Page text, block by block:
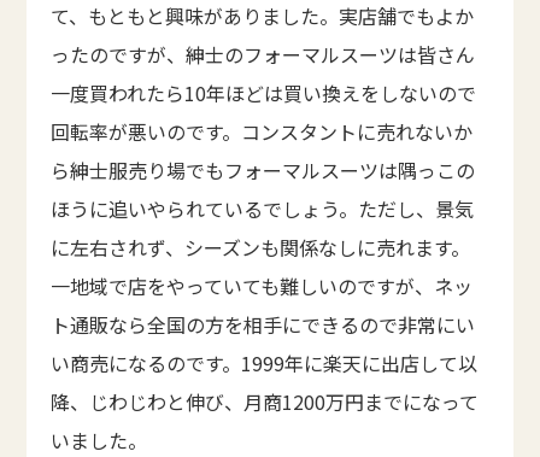
て、もともと興味がありました。実店舗でもよか
ったのですが、紳士のフォーマルスーツは皆さん
一度買われたら10年ほどは買い換えをしないので
回転率が悪いのです。コンスタントに売れないか
ら紳士服売り場でもフォーマルスーツは隅っこの
ほうに追いやられているでしょう。ただし、景気
に左右されず、シーズンも関係なしに売れます。
一地域で店をやっていても難しいのですが、ネッ
ト通販なら全国の方を相手にできるので非常にい
い商売になるのです。1999年に楽天に出店して以
降、じわじわと伸び、月商1200万円までになって
いました。